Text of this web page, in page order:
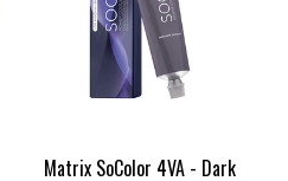
Matrix SoColor 4VA - Dark